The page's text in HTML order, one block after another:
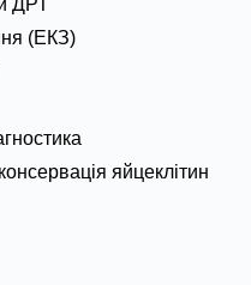
ДРТ
(ЕКЗ)
яйцеклітин